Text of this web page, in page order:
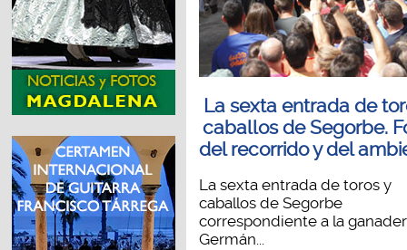
La sexta entrada de
caballos de Segorbe.
del recorrido y del
La sexta entrada de toros y
caballos de Segorbe
correspondiente a la
Germán...